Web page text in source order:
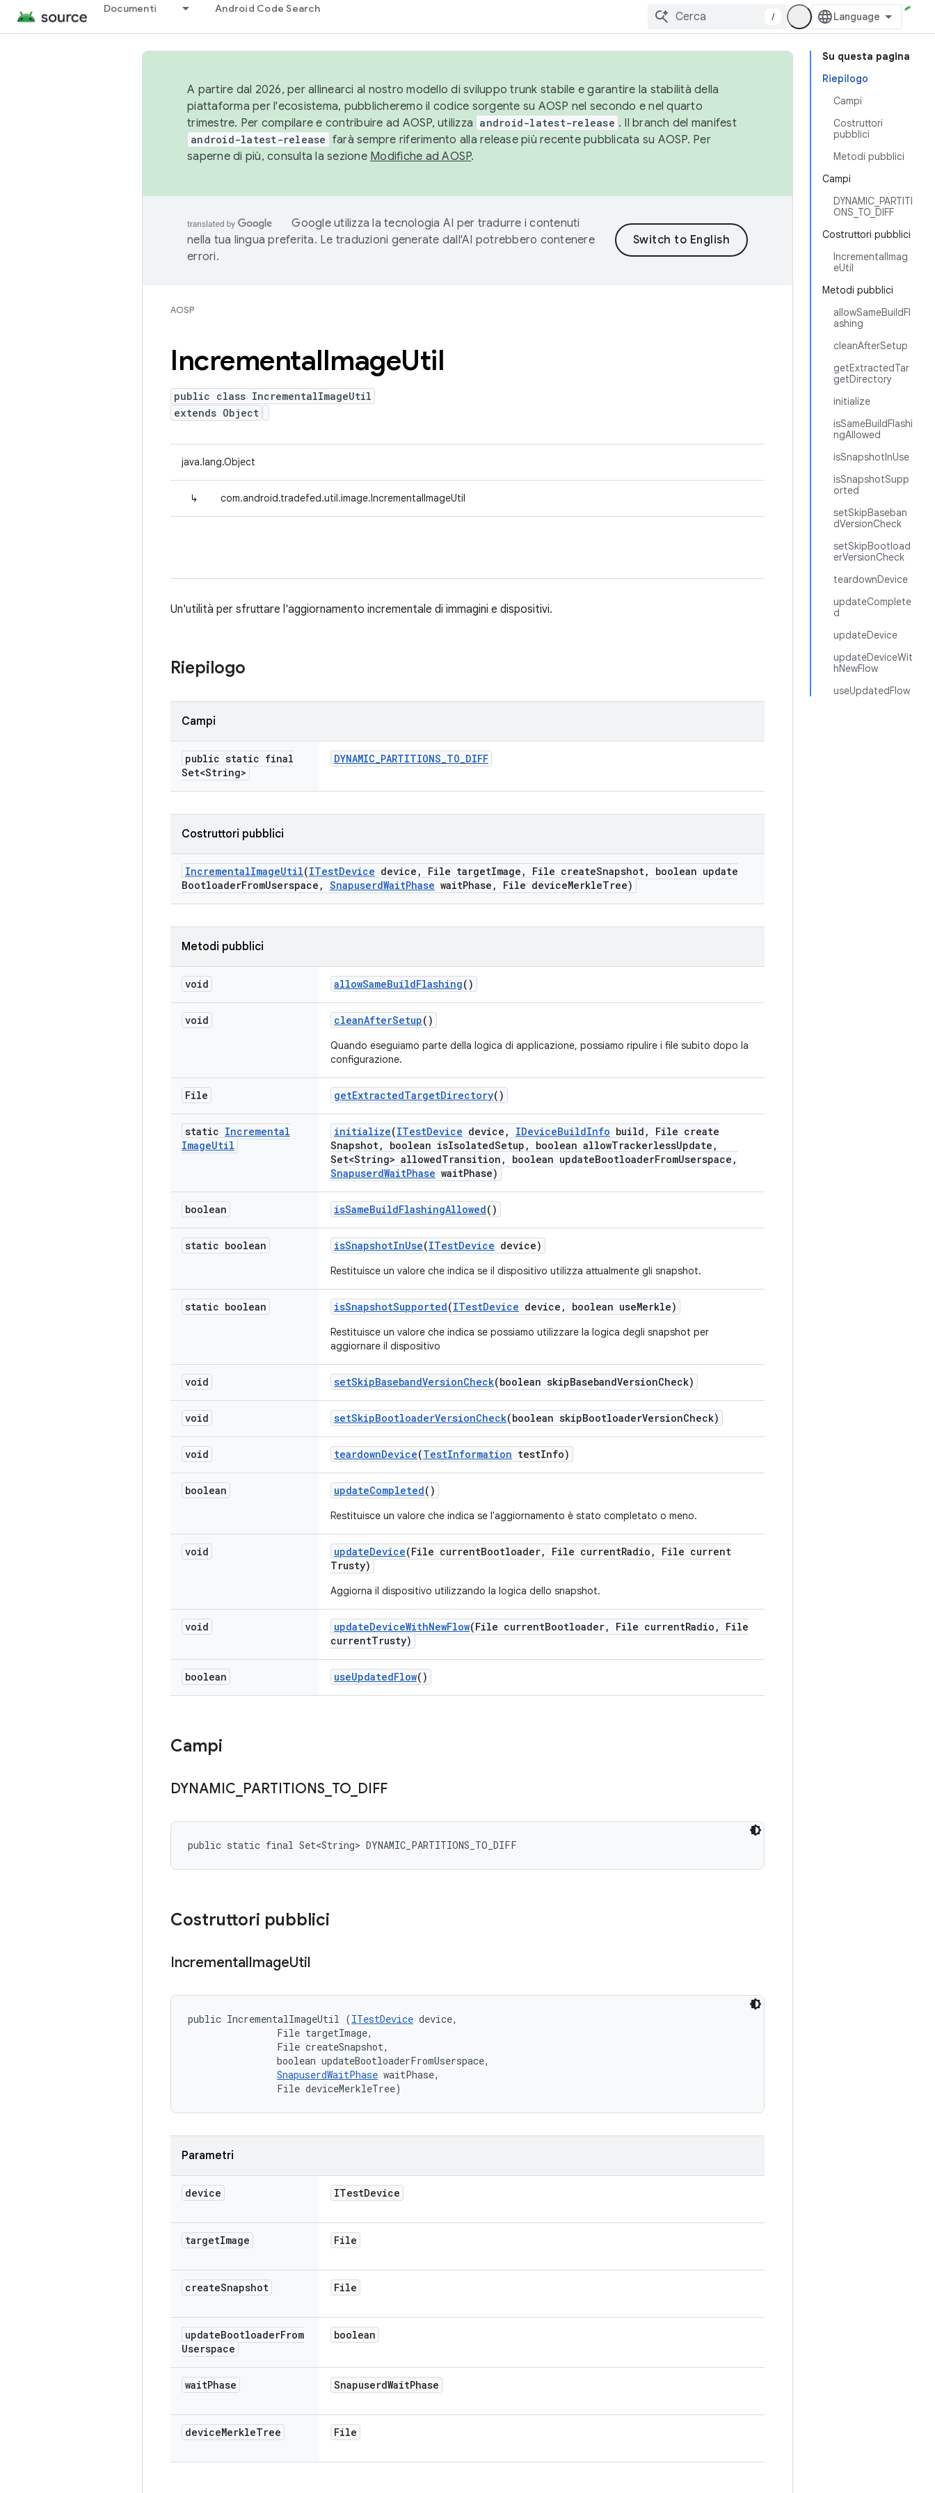
Documenti Android Code Search
/
Su questa pagina
Riepilogo
Campi
Costruttori
pubblici
Metodi pubblici
Campi
DYNAMIC_PARTITI
ONS_TO_DIFF
Costruttori pubblici
IncrementalImag
eUtil
Metodi pubblici
allowSameBuildFl
ashing
cleanAfterSetup
getExtractedTar
getDirectory
initialize
isSameBuildFlashi
ngAllowed
isSnapshotInUse
isSnapshotSupp
orted
setSkipBaseban
dVersionCheck
setSkipBootload
erVersionCheck
teardownDevice
updateComplete
d
updateDevice
updateDeviceWit
hNewFlow
useUpdatedFlow
A partire dal 2026, per allinearci al nostro modello di sviluppo trunk stabile e garantire la stabilità della
piattaforma per l'ecosistema, pubblicheremo il codice sorgente su AOSP nel secondo e nel quarto
trimestre. Per compilare e contribuire ad AOSP, utilizza android-latest-release . Il branch del manifest
android-latest-release farà sempre riferimento alla release più recente pubblicata su AOSP. Per
saperne di più, consulta la sezione Modifiche ad AOSP.
Google utilizza la tecnologia AI per tradurre i contenuti
nella tua lingua preferita. Le traduzioni generate dall'AI potrebbero contenere
errori.
AOSP
IncrementalImageUtil
public class IncrementalImageUtil
extends Object
java.lang.Object
↳ com.android.tradefed.util.image.IncrementalImageUtil
Un'utilità per sfruttare l'aggiornamento incrementale di immagini e dispositivi.
Riepilogo
Campi
public static final
Set<String>
DYNAMIC_PARTITIONS_TO_DIFF
Costruttori pubblici
IncrementalImageUtil(ITestDevice device , File targetImage , File createSnapshot,
boolean update
BootloaderFromUserspace , SnapuserdWaitPhase waitPhase , File deviceMerkleTree)
Metodi pubblici
void allowSameBuildFlashing()
void cleanAfterSetup()
Quando eseguiamo parte della logica di applicazione, possiamo ripulire i file subito dopo la
configurazione.
File getExtractedTargetDirectory()
static Incremental
ImageUtil
initialize(ITestDevice device , IDeviceBuildInfo build ,
File create
Snapshot, boolean isIsolatedSetup , boolean allowTrackerlessUpdate ,
Set<String> allowedTransition , boolean updateBootloaderFromUserspace ,
SnapuserdWaitPhase waitPhase)
boolean isSameBuildFlashingAllowed()
static boolean isSnapshotInUse(ITestDevice device)
Restituisce un valore che indica se il dispositivo utilizza attualmente gli snapshot.
static boolean isSnapshotSupported(ITestDevice device , boolean useMerkle)
Restituisce un valore che indica se possiamo utilizzare la logica degli snapshot per
aggiornare il dispositivo
void setSkipBasebandVersionCheck(boolean skipBasebandVersionCheck)
void setSkipBootloaderVersionCheck(boolean skipBootloaderVersionCheck)
void teardownDevice(TestInformation testInfo)
boolean updateCompleted()
Restituisce un valore che indica se l'aggiornamento è stato completato o meno.
void updateDevice(File currentBootloader, File currentRadio ,
File current
Trusty)
Aggiorna il dispositivo utilizzando la logica dello snapshot.
void updateDeviceWithNewFlow(File currentBootloader, File currentRadio ,
File
currentTrusty)
boolean useUpdatedFlow()
Campi
DYNAMIC PARTITIONS TO DIFF
public static final Set<String> DYNAMIC_PARTITIONS_TO_DIFF
Costruttori pubblici
IncrementalImageUtil
public IncrementalImageUtil (ITestDevice device,
                File targetImage,
                File createSnapshot,
                boolean updateBootloaderFromUserspace,
SnapuserdWaitPhase waitPhase,
                File deviceMerkleTree)
Parametri
device ITestDevice
targetImage File
createSnapshot File
updateBootloaderFrom
Userspace
boolean
waitPhase SnapuserdWaitPhase
deviceMerkleTree File